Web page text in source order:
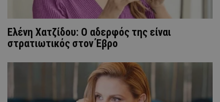
Ελένη Χατζίδου: Ο αδερφός της είναι
στρατιωτικός στον Έβρο